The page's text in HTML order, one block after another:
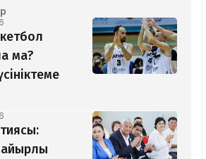
ма?